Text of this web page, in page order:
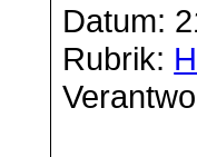
Datum:
Rubrik: